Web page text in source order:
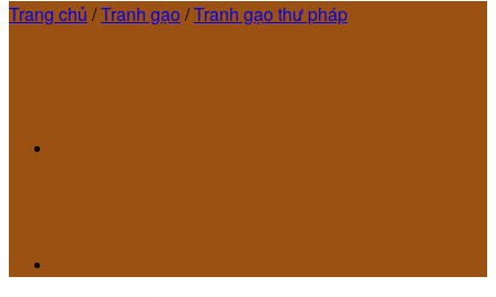
Trang chủ /Tranh gạo/Tranh gạo thư pháp